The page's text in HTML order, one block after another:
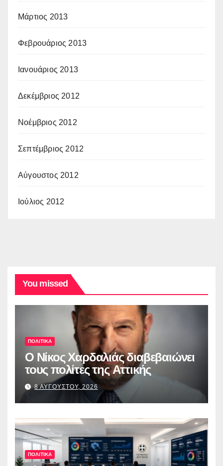
Μάρτιος 2013
Φεβρουάριος 2013
Ιανουάριος 2013
Δεκέμβριος 2012
Νοέμβριος 2012
Σεπτέμβριος 2012
Αύγουστος 2012
Ιούλιος 2012
You missed
ΠΟΛΙΤΙΚΑ
O Νίκος Χαρδαλιάς διαβεβαιώνει
τους πολίτες της Αττικής
8 ΑΥΓΟΥΣΤΟΥ, 2026
ΠΟΛΙΤΙΚΑ